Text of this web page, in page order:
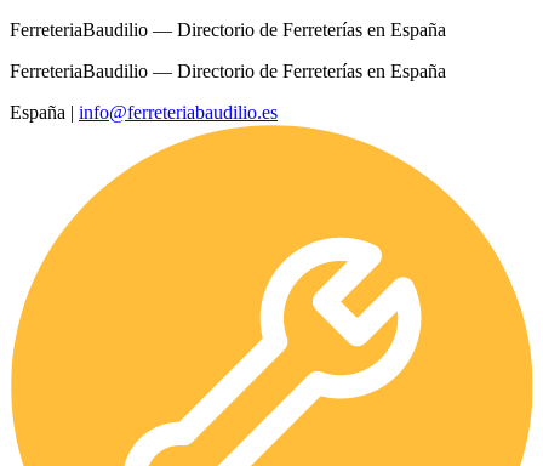
FerreteriaBaudilio — Directorio de Ferreterías en España
FerreteriaBaudilio — Directorio de Ferreterías en España
España | info@ferreteriabaudilio.es